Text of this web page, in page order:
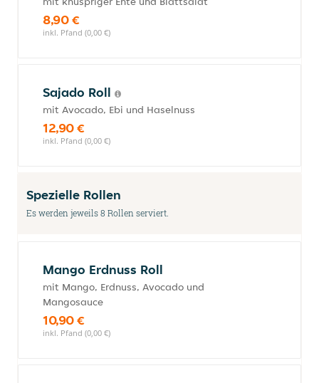
8,90 €
inkl. Pfand (0,00 €)
Sajado Roll
mit Avocado, Ebi und Haselnuss
12,90 €
inkl. Pfand (0,00 €)
Spezielle Rollen
Es werden jeweils 8 Rollen serviert.
Mango Erdnuss Roll
mit Mango, Erdnuss, Avocado und
Mangosauce
10,90 €
inkl. Pfand (0,00 €)